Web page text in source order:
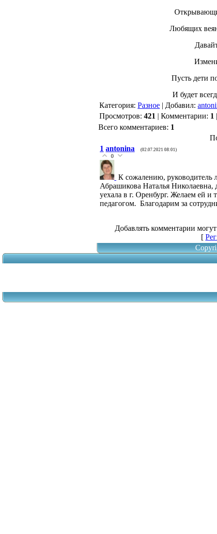
Любящих
Пусть дети
И будет
Категория: Разное | Добавил:
Просмотров: 421 | Комментарии: 1
Всего комментариев: 1
1 antonina (02.07.2021 08:01)
0
К сожалению,
Абрашикова Наталья
уехала в г. Оренбург. Желаем ей
педагогом. Благодарим за
Добавлять комментарии
[